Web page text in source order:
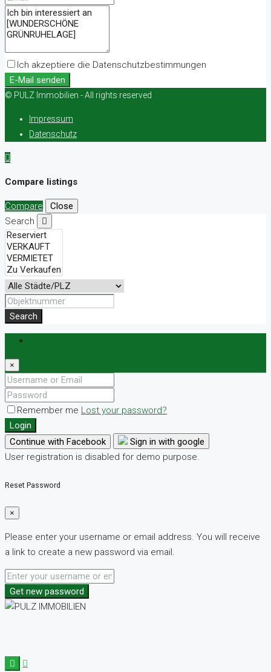
Ich akzeptiere die Datenschutzbestimmungen
E-Mail senden
© PULZ Immobilien - All rights reserved
Impressum
Datenschutz
Compare listings
Compare
Close
Search
Search
×
Remember me Lost your password?
Login
Continue with Facebook
Sign in with google
User registration is disabled for demo purpose.
Reset Password
×
Please enter your username or email address. You will receive
a link to create a new password via email.
Get new password